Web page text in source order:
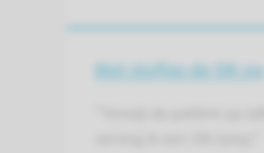
Met stofjas de OK op